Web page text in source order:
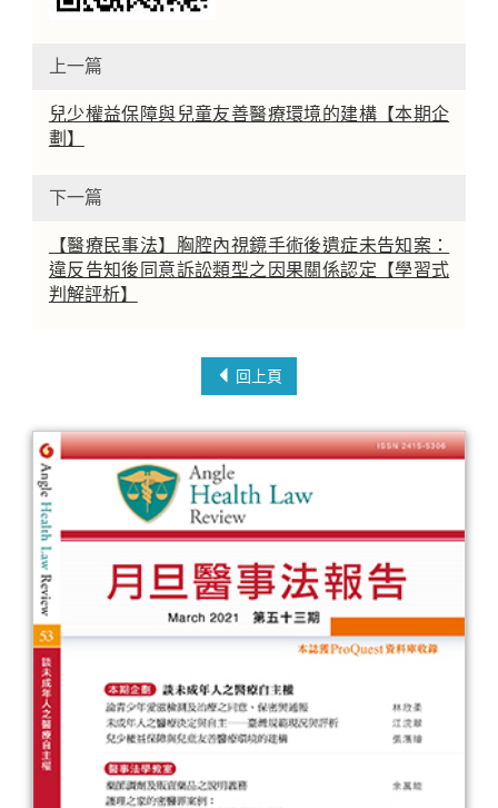
上一篇
兒少權益保障與兒童友善醫療環境的建構【本期企
劃】
下一篇
【醫療民事法】胸腔內視鏡手術後遺症未告知案：
違反告知後同意訴訟類型之因果關係認定【學習式
判解評析】
回上頁